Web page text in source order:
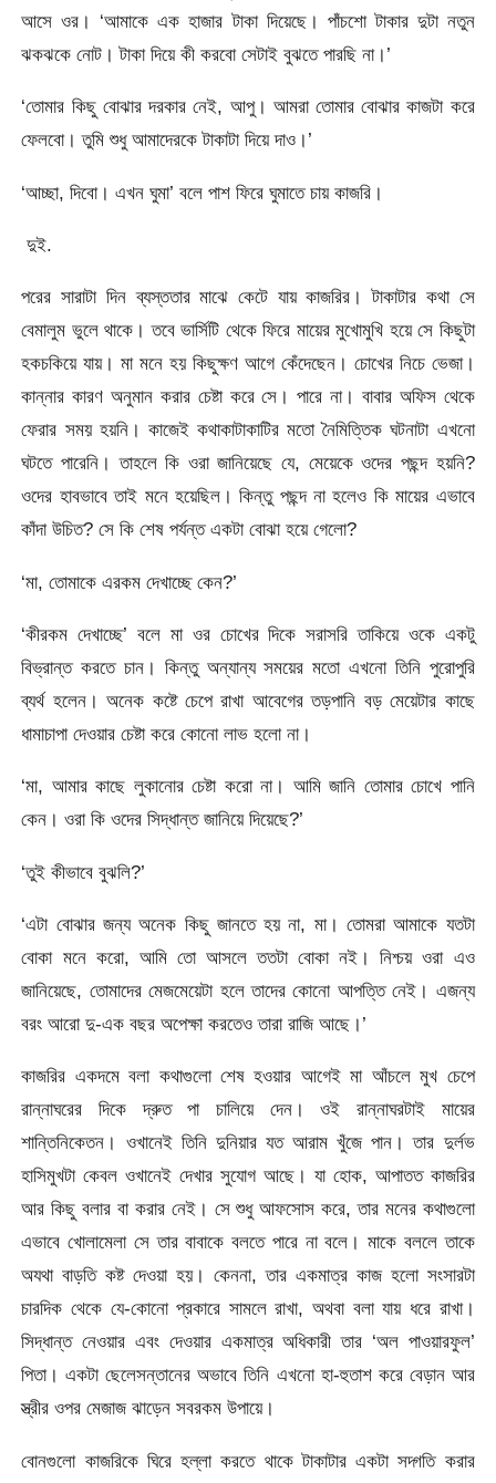
আসে ওর। ‘আমাকে এক হাজার টাকা দিয়েছে। পাঁচশো টাকার দুটা নতুন
ঝকঝকে নোট। টাকা দিয়ে কী করবো সেটাই বুঝতে পারছি না।’
‘তোমার কিছু বোঝার দরকার নেই, আপু। আমরা তোমার বোঝার কাজটা করে
ফেলবো। তুমি শুধু আমাদেরকে টাকাটা দিয়ে দাও।’
‘আচ্ছা, দিবো। এখন ঘুমা’ বলে পাশ ফিরে ঘুমাতে চায় কাজরি।
দুই.
পরের সারাটা দিন ব্যস্ততার মাঝে কেটে যায় কাজরির। টাকাটার কথা সে
বেমালুম ভুলে থাকে। তবে ভার্সিটি থেকে ফিরে মায়ের মুখোমুখি হয়ে সে কিছুটা
হকচকিয়ে যায়। মা মনে হয় কিছুক্ষণ আগে কেঁদেছেন। চোখের নিচে ভেজা।
কান্নার কারণ অনুমান করার চেষ্টা করে সে। পারে না। বাবার অফিস থেকে
ফেরার সময় হয়নি। কাজেই কথাকাটাকাটির মতো নৈমিত্তিক ঘটনাটা এখনো
ঘটতে পারেনি। তাহলে কি ওরা জানিয়েছে যে, মেয়েকে ওদের পছন্দ হয়নি?
ওদের হাবভাবে তাই মনে হয়েছিল। কিন্তু পছন্দ না হলেও কি মায়ের এভাবে
কাঁদা উচিত? সে কি শেষ পর্যন্ত একটা বোঝা হয়ে গেলো?
‘মা, তোমাকে এরকম দেখাচ্ছে কেন?’
‘কীরকম দেখাচ্ছে’ বলে মা ওর চোখের দিকে সরাসরি তাকিয়ে ওকে একটু
বিভ্রান্ত করতে চান। কিন্তু অন্যান্য সময়ের মতো এখনো তিনি পুরোপুরি
ব্যর্থ হলেন। অনেক কষ্টে চেপে রাখা আবেগের তড়পানি বড় মেয়েটার কাছে
ধামাচাপা দেওয়ার চেষ্টা করে কোনো লাভ হলো না।
‘মা, আমার কাছে লুকানোর চেষ্টা করো না। আমি জানি তোমার চোখে পানি
কেন। ওরা কি ওদের সিদ্ধান্ত জানিয়ে দিয়েছে?’
‘তুই কীভাবে বুঝলি?’
‘এটা বোঝার জন্য অনেক কিছু জানতে হয় না, মা। তোমরা আমাকে যতটা
বোকা মনে করো, আমি তো আসলে ততটা বোকা নই। নিশ্চয় ওরা এও
জানিয়েছে, তোমাদের মেজমেয়েটা হলে তাদের কোনো আপত্তি নেই। এজন্য
বরং আরো দু-এক বছর অপেক্ষা করতেও তারা রাজি আছে।’
কাজরির একদমে বলা কথাগুলো শেষ হওয়ার আগেই মা আঁচলে মুখ চেপে
রান্নাঘরের দিকে দ্রুত পা চালিয়ে দেন। ওই রান্নাঘরটাই মায়ের
শান্তিনিকেতন। ওখানেই তিনি দুনিয়ার যত আরাম খুঁজে পান। তার দুর্লভ
হাসিমুখটা কেবল ওখানেই দেখার সুযোগ আছে। যা হোক, আপাতত কাজরির
আর কিছু বলার বা করার নেই। সে শুধু আফসোস করে, তার মনের কথাগুলো
এভাবে খোলামেলা সে তার বাবাকে বলতে পারে না বলে। মাকে বললে তাকে
অযথা বাড়তি কষ্ট দেওয়া হয়। কেননা, তার একমাত্র কাজ হলো সংসারটা
চারদিক থেকে যে-কোনো প্রকারে সামলে রাখা, অথবা বলা যায় ধরে রাখা।
সিদ্ধান্ত নেওয়ার এবং দেওয়ার একমাত্র অধিকারী তার ‘অল পাওয়ারফুল’
পিতা। একটা ছেলেসন্তানের অভাবে তিনি এখনো হা-হুতাশ করে বেড়ান আর
স্ত্রীর ওপর মেজাজ ঝাড়েন সবরকম উপায়ে।
বোনগুলো কাজরিকে ঘিরে হল্লা করতে থাকে টাকাটার একটা সদ্গতি করার